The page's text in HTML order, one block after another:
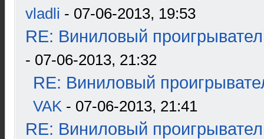
vladli - 07-06-2013, 19:53
RE: Виниловый
- 07-06-2013, 21:32
RE: Виниловый
VAK - 07-06-2013, 21:41
RE: Виниловый